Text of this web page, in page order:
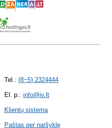
Tel.: (8~5) 2324444
El. p.: info@iv.lt
Klientų sistema
Paštas per naršyklę